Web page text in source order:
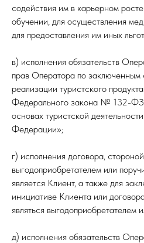
содействия им в карьерном
обучении, для осуществления
для предоставления им иных
в) исполнения обязательств
прав Оператора по заключенным
реализации туристского
Федерального закона № 132-ФЗ
основах туристской
Федерации»;
г) исполнения договора,
выгодоприобретателем или
является Клиент, а также для
инициативе Клиента или
являться выгодоприобретателем
д) исполнения обязательств